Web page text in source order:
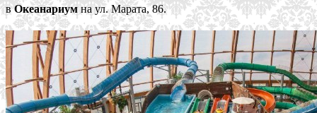
вОкеанариумна ул. Марата, 86.